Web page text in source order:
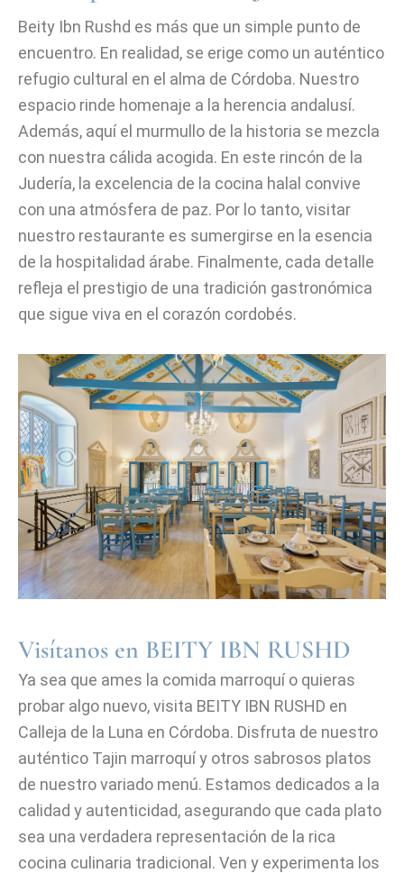
Beity Ibn Rushd es más que un simple punto de
encuentro. En realidad, se erige como un auténtico
refugio cultural en el alma de Córdoba. Nuestro
espacio rinde homenaje a la herencia andalusí.
Además, aquí el murmullo de la historia se mezcla
con nuestra cálida acogida. En este rincón de la
Judería, la excelencia de la cocina halal convive
con una atmósfera de paz. Por lo tanto, visitar
nuestro restaurante es sumergirse en la esencia
de la hospitalidad árabe. Finalmente, cada detalle
refleja el prestigio de una tradición gastronómica
que sigue viva en el corazón cordobés.
Visítanos en BEITY IBN RUSHD
Ya sea que ames la comida marroquí o quieras
probar algo nuevo, visita BEITY IBN RUSHD en
Calleja de la Luna en Córdoba. Disfruta de nuestro
auténtico Tajin marroquí y otros sabrosos platos
de nuestro variado menú. Estamos dedicados a la
calidad y autenticidad, asegurando que cada plato
sea una verdadera representación de la rica
cocina culinaria tradicional. Ven y experimenta los